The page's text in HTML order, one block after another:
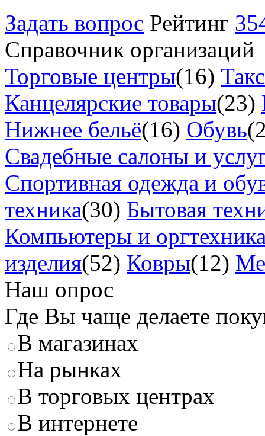
Задать вопрос Рейтинг
Справочник организаций
Торговые центры(16)
Канцелярские товары(23)
Нижнее бельё(16) Обувь
Свадебные салоны и
Спортивная одежда и
техника(30) Бытовая
Компьютеры и
изделия(52) Ковры(12)
Наш опрос
Где Вы чаще делаете
В магазинах
На рынках
В торговых центрах
В интернете